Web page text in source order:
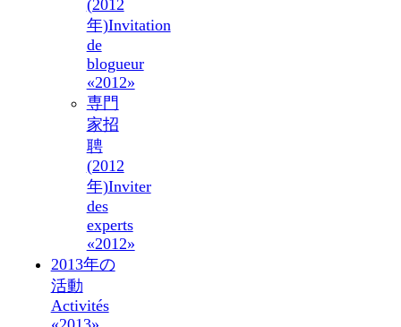
(2012
年)Invitation
de
blogueur
«2012»
専門
家招
聘
(2012
年)Inviter
des
experts
«2012»
2013年の
活動
Activités